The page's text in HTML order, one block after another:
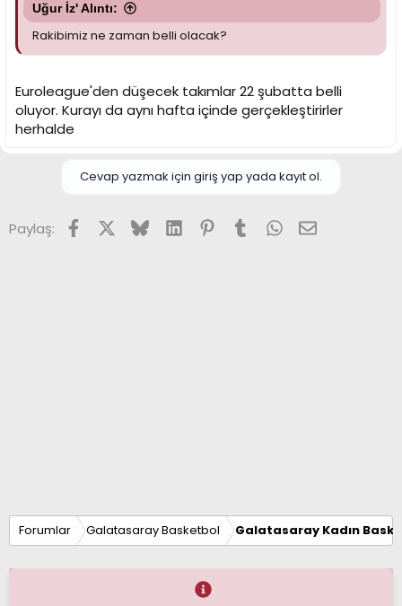
Uğur İz' Alıntı:
Rakibimiz ne zaman belli olacak?
Euroleague'den düşecek takımlar 22 şubatta belli
oluyor. Kurayı da aynı hafta içinde gerçekleştirirler
herhalde
Cevap yazmak için giriş yap yada kayıt ol.
Paylaş: FacebookX (Twitter)
BlueskyLinkedInPinterest
TumblrWhatsApp
E-posta
Forumlar Galatasaray Basketbol Galatasaray Kadın